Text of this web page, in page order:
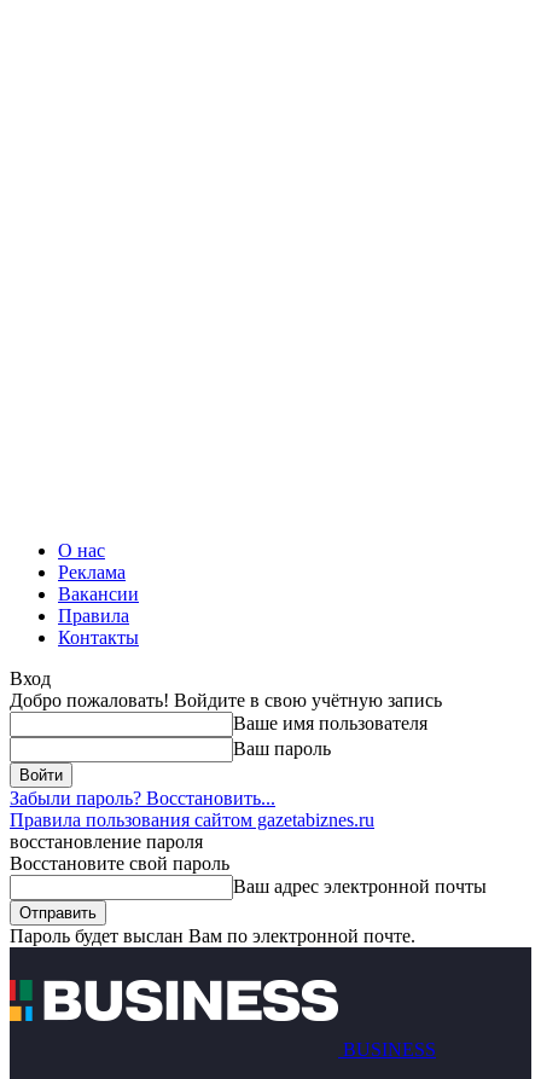
О нас
Реклама
Вакансии
Правила
Контакты
Вход
Добро пожаловать! Войдите в свою учётную запись
Ваше имя пользователя
Ваш пароль
Забыли пароль? Восстановить...
Правила пользования сайтом gazetabiznes.ru
восстановление пароля
Восстановите свой пароль
Ваш адрес электронной почты
Пароль будет выслан Вам по электронной почте.
BUSINESS